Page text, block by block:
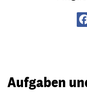
Aufgaben